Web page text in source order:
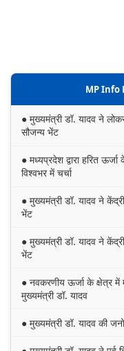
MP Info
● मुख्यमंत्री डॉ. यादव ने
सौजन्य भेंट
● मध्यप्रदेश द्वारा हरित
विश्वभर में चर्चा
● मुख्यमंत्री डॉ. यादव ने
भेंट
● मुख्यमंत्री डॉ. यादव ने
भेंट
● नवकरणीय ऊर्जा के क्षेत्र
मुख्यमंत्री डॉ. यादव
● मुख्यमंत्री डॉ. यादव की